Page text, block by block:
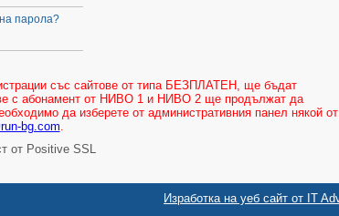
парола?
със сайтове от типа БЕЗПЛАТЕН, ще бъдат
с абонамент от НИВО 1 и НИВО 2 ще продължат да
да изберете от административния панел някой от
bg.com.